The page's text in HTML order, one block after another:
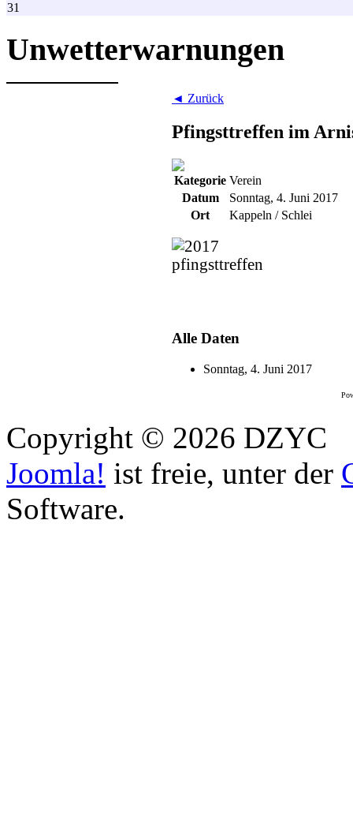
31
Unwetterwarnungen
◄ Zurück
Pfingsttreffen im
Kategorie Verein
Datum
Sonntag, 4. Juni 2017
Ort
Kappeln / Schlei
Alle Daten
Sonntag, 4. Juni 2017
Copyright © 2026 DZYC
Joomla! ist freie, unter der
Software.